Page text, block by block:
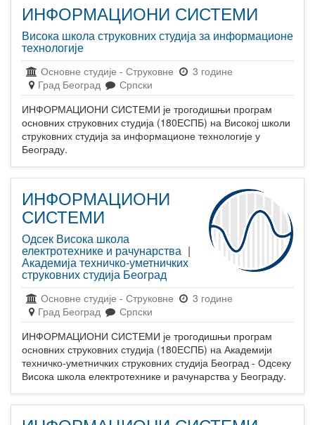
ИНФОРМАЦИОНИ СИСТЕМИ
Висока школа струковних студија за информационе
технологије
Основне студије - Струковне
3 године
Град Београд
Српски
ИНФОРМАЦИОНИ СИСТЕМИ је трогодишњи програм
основних струковних студија (180ЕСПБ) на Високој школи
струковних студија за информационе технологије у
Београду.
ИНФОРМАЦИОНИ
СИСТЕМИ
Одсек Висока школа
електротехнике и рачунарства |
Академија техничко-уметничких
струковних студија Београд
Основне студије - Струковне
3 године
Град Београд
Српски
ИНФОРМАЦИОНИ СИСТЕМИ је трогодишњи програм
основних струковних студија (180ЕСПБ) на Академији
техничко-уметничких струковних студија Београд - Одсеку
Висока школа електротехнике и рачунарства у Београду.